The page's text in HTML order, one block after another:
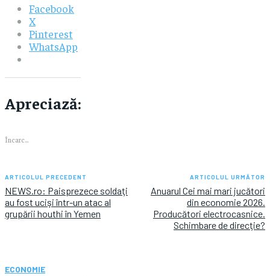
Facebook
X
Pinterest
WhatsApp
Apreciază:
Încarc...
ARTICOLUL PRECEDENT
NEWS.ro: Paisprezece soldaţi
au fost ucişi într-un atac al
grupării houthi în Yemen
ARTICOLUL URMĂTOR
Anuarul Cei mai mari jucători
din economie 2026.
Producători electrocasnice.
Schimbare de direcţie?
ECONOMIE